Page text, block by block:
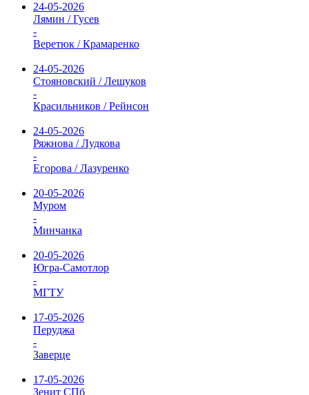
24-05-2026
Лямин / Гусев
-
Веретюк / Крамаренко
24-05-2026
Стояновский / Лешуков
-
Красильников / Рейнсон
24-05-2026
Ряжнова / Лудкова
-
Егорова / Лазуренко
20-05-2026
Муром
-
Минчанка
20-05-2026
Югра-Самотлор
-
МГТУ
17-05-2026
Перуджа
-
Заверце
17-05-2026
Зенит СПб